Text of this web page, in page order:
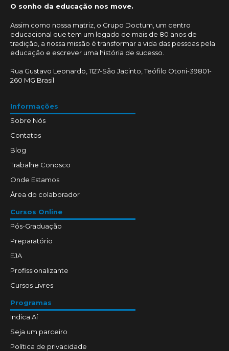
O sonho da educação nos move.
Assim como nossa matriz, o Grupo Doctum, um centro
educacional que tem um legado de mais de 80 anos de
tradição, a nossa missão é transformar a vida das pessoas pela
educação e escrever uma história de sucesso.
Rua Gustavo Leonardo, 1127-São Jacinto, Teófilo Otoni-39801-
260 MG Brasil
Informações
Sobre Nós
Contatos
Blog
Trabalhe Conosco
Onde Estamos
Área do colaborador
Cursos Online
Pós-Graduação
Preparatório
EJA
Profissionalizante
Cursos Livres
Programas
Indica Aí
Seja um parceiro
Política de privacidade